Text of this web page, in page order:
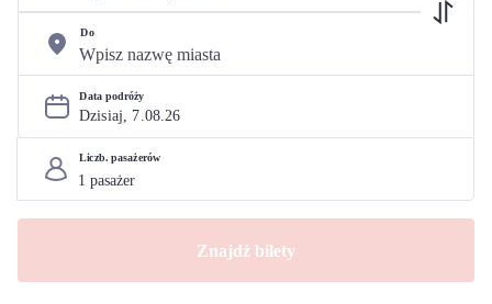
Do
Data podróży
Dzisiaj, 7.08.26
Liczb. pasażerów
Znajdź bilety